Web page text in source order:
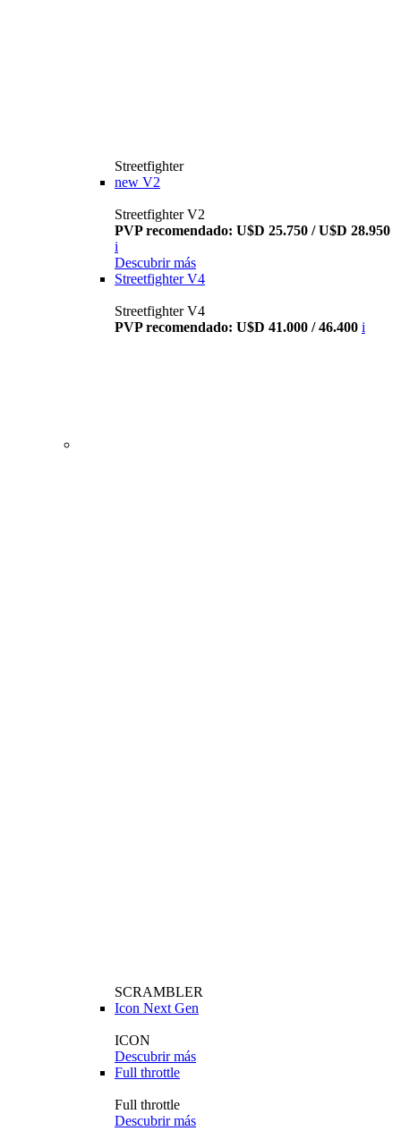
Streetfighter
new V2
Streetfighter V2
PVP recomendado: U$D 25.750 / U$D 28.950
i
Descubrir más
Streetfighter V4
Streetfighter V4
PVP recomendado: U$D 41.000 / 46.400 i
SCRAMBLER
Icon Next Gen
ICON
Descubrir más
Full throttle
Full throttle
Descubrir más